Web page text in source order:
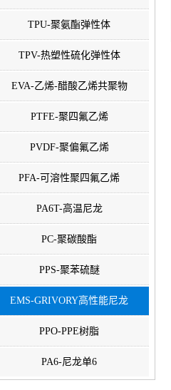
TPU-聚氨酯弹性体
TPV-热塑性硫化弹性体
EVA-乙烯-醋酸乙烯共聚物
PTFE-聚四氟乙烯
PVDF-聚偏氟乙烯
PFA-可溶性聚四氟乙烯
PA6T-高温尼龙
PC-聚碳酸酯
PPS-聚苯硫醚
EMS-GRIVORY高性能尼龙
PPO-PPE树脂
PA6-尼龙单6